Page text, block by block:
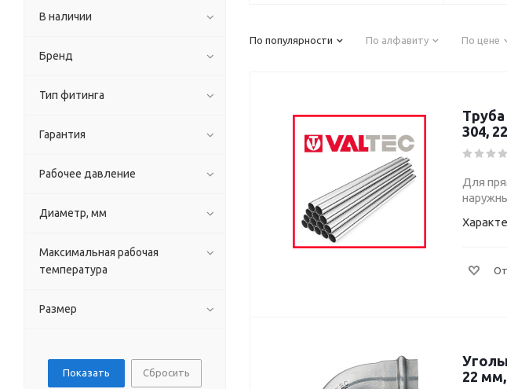
По популярности По алфавиту По цене
Труба
304,
Для
22 мм,
В наличии
Бренд
Тип фитинга
Гарантия
Рабочее давление
Диаметр, мм
Максимальная рабочая
температура
Размер
Сбросить